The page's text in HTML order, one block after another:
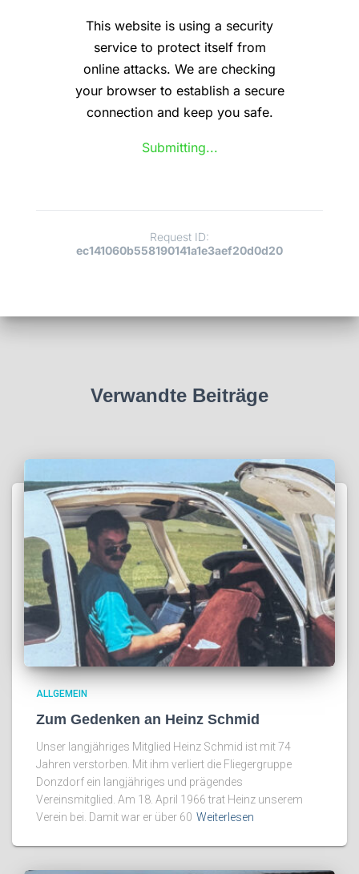
Verwandte Beiträge
ALLGEMEIN
Zum Gedenken an Heinz Schmid
Unser langjähriges Mitglied Heinz Schmid ist mit 74
Jahren verstorben. Mit ihm verliert die Fliegergruppe
Donzdorf ein langjähriges und prägendes
Vereinsmitglied. Am 18. April 1966 trat Heinz unserem
Verein bei. Damit war er über 60 Weiterlesen